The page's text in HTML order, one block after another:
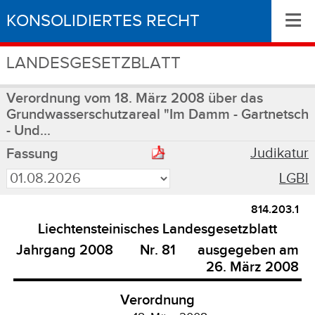
KONSOLIDIERTES RECHT
LANDESGESETZBLATT
≡
Verordnung vom 18. März 2008 über das
Grundwasserschutzareal "Im Damm - Gartnetsch
- Und...
Fassung
Judikatur
LGBl